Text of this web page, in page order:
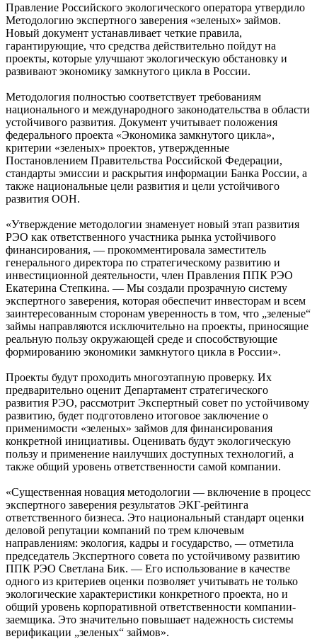
Правление Российского экологического оператора утвердило
Методологию экспертного заверения «зеленых» займов.
Новый документ устанавливает четкие правила,
гарантирующие, что средства действительно пойдут на
проекты, которые улучшают экологическую обстановку и
развивают экономику замкнутого цикла в России.
Методология полностью соответствует требованиям
национального и международного законодательства в области
устойчивого развития. Документ учитывает положения
федерального проекта «Экономика замкнутого цикла»,
критерии «зеленых» проектов, утвержденные
Постановлением Правительства Российской Федерации,
стандарты эмиссии и раскрытия информации Банка России, а
также национальные цели развития и цели устойчивого
развития ООН.
«Утверждение методологии знаменует новый этап развития
РЭО как ответственного участника рынка устойчивого
финансирования, — прокомментировала заместитель
генерального директора по стратегическому развитию и
инвестиционной деятельности, член Правления ППК РЭО
Екатерина Степкина. — Мы создали прозрачную систему
экспертного заверения, которая обеспечит инвесторам и всем
заинтересованным сторонам уверенность в том, что „зеленые“
займы направляются исключительно на проекты, приносящие
реальную пользу окружающей среде и способствующие
формированию экономики замкнутого цикла в России».
Проекты будут проходить многоэтапную проверку. Их
предварительно оценит Департамент стратегического
развития РЭО, рассмотрит Экспертный совет по устойчивому
развитию, будет подготовлено итоговое заключение о
применимости «зеленых» займов для финансирования
конкретной инициативы. Оценивать будут экологическую
пользу и применение наилучших доступных технологий, а
также общий уровень ответственности самой компании.
«Существенная новация методологии — включение в процесс
экспертного заверения результатов ЭКГ-рейтинга
ответственного бизнеса. Это национальный стандарт оценки
деловой репутации компаний по трем ключевым
направлениям: экология, кадры и государство, — отметила
председатель Экспертного совета по устойчивому развитию
ППК РЭО Светлана Бик. — Его использование в качестве
одного из критериев оценки позволяет учитывать не только
экологические характеристики конкретного проекта, но и
общий уровень корпоративной ответственности компании-
заемщика. Это значительно повышает надежность системы
верификации „зеленых“ займов».